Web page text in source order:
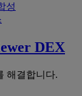
성
DEX
해결합니다.